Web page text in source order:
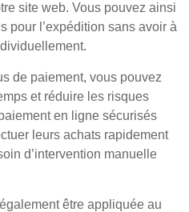
site web. Vous pouvez ainsi
pour l’expédition sans avoir à
de paiement, vous pouvez
et réduire les risques
en ligne sécurisés
leurs achats rapidement
d’intervention manuelle
être appliquée au